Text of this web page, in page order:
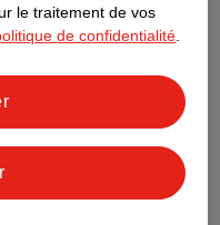
le traitement de vos
de confidentialité.